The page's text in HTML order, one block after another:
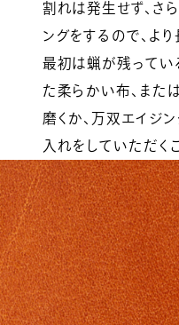
割れは発生せず、さ
ングをするので、よ
最初は蝋が残ってい
た柔らかい布、また
磨くか、万双エイジ
入れをしていただく